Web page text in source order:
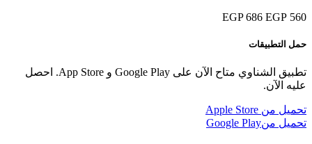
560 EGP
686 EGP
حمل التطبيقات
تطبيق الشناوي متاح الآن على Google Play و App Store. احصل
عليه الآن.
تحميل من Apple Store
تحميل منGoogle Play